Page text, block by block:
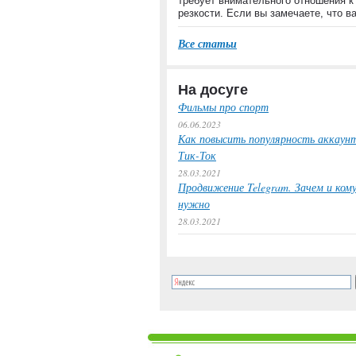
резкости. Если вы замечаете, что
Все статьи
На досуге
Фильмы про спорт
06.06.2023
Как повысить популярность
Тик-Ток
28.03.2021
Продвижение Telegram. Зачем и
нужно
28.03.2021